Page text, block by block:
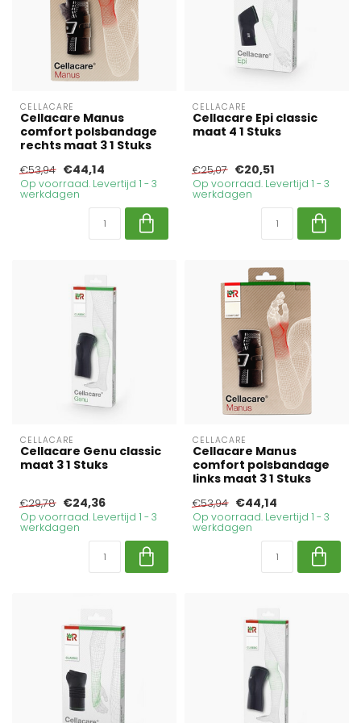
CELLACARE
Cellacare Manus
comfort polsbandage
rechts maat 3 1 Stuks
€53,94 €44,14
Op voorraad. Levertijd 1 - 3
werkdagen
CELLACARE
Cellacare Epi classic
maat 4 1 Stuks
€25,07 €20,51
Op voorraad. Levertijd 1 - 3
werkdagen
CELLACARE
Cellacare Genu classic
maat 3 1 Stuks
€29,78 €24,36
Op voorraad. Levertijd 1 - 3
werkdagen
CELLACARE
Cellacare Manus
comfort polsbandage
links maat 3 1 Stuks
€53,94 €44,14
Op voorraad. Levertijd 1 - 3
werkdagen